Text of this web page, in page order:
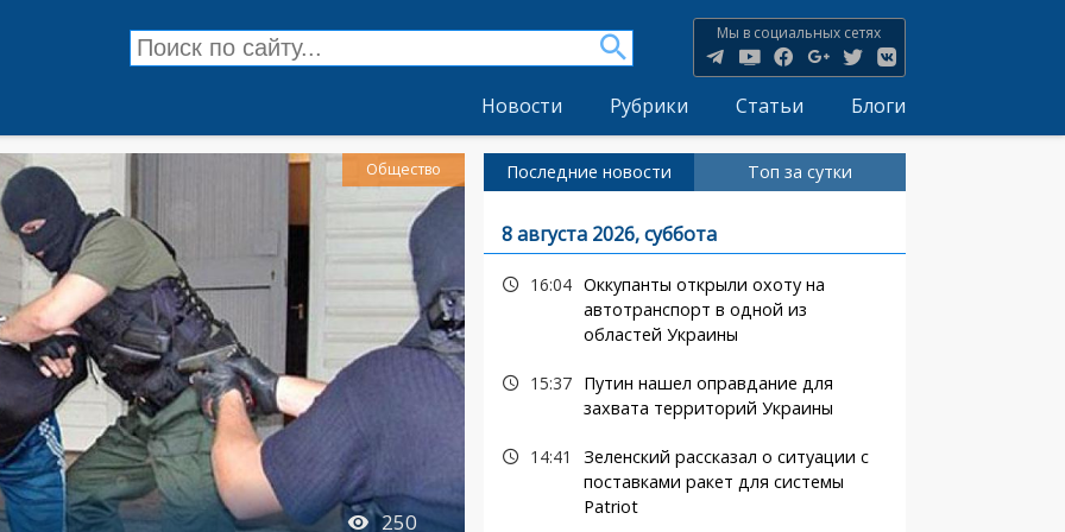
Мы в социальных сетях
Новости Рубрики Статьи Блоги
250
Общество Последние новости Топ за сутки
8 августа 2026, суббота
16:04 Оккупанты открыли охоту на
автотранспорт в одной из
областей Украины
15:37
Путин нашел оправдание для
захвата территорий Украины
14:41
Зеленский рассказал о ситуации с
поставками ракет для системы
Patriot